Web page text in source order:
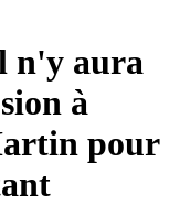
n'y aura
à
pour